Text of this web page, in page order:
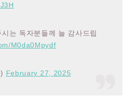
는 독자분들께 늘 감사드립
M0da0Mpydf
February 27, 2025